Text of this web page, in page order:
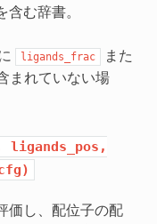
含む辞書。
ligands_frac
また
まれていない場
ligands_pos,
価し、配位子の配